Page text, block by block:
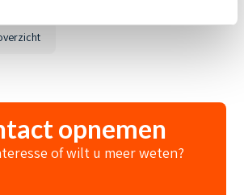
opnemen
of wilt u meer weten?